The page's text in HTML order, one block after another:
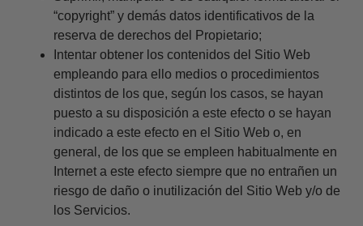
“copyright” y demás datos identificativos de la
reserva de derechos del Propietario;
Intentar obtener los contenidos del Sitio Web
empleando para ello medios o procedimientos
distintos de los que, según los casos, se hayan
puesto a su disposición a este efecto o se hayan
indicado a este efecto en el Sitio Web o, en
general, de los que se empleen habitualmente en
Internet a este efecto siempre que no entrañen un
riesgo de daño o inutilización del Sitio Web y/o de
los Servicios.